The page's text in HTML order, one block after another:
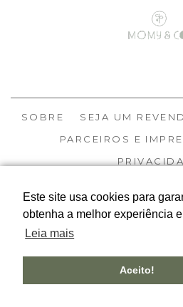
Este site usa cookies para
obtenha a melhor experiência
Leia mais
Aceito!
SOBRE SEJA UM
PARCEIROS E
ACOMPANHE NOSSAS
DESIGNED